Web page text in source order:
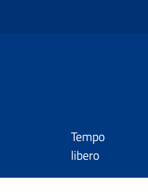
Tempo
libero